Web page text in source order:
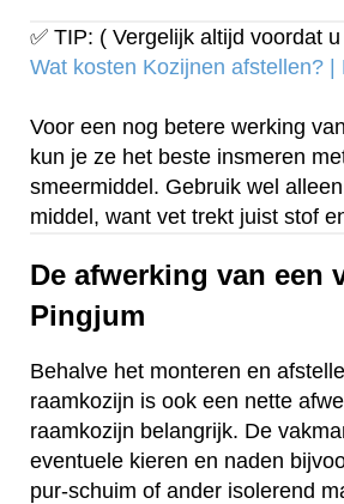
✅ TIP: ( Vergelijk altijd voordat
Wat kosten Kozijnen afstellen? |
Voor een nog betere werking
kun je ze het beste insmeren
smeermiddel. Gebruik wel
middel, want vet trekt juist stof
De afwerking van een
Pingjum
Behalve het monteren en
raamkozijn is ook een nette
raamkozijn belangrijk. De
eventuele kieren en naden
pur-schuim of ander isolerend